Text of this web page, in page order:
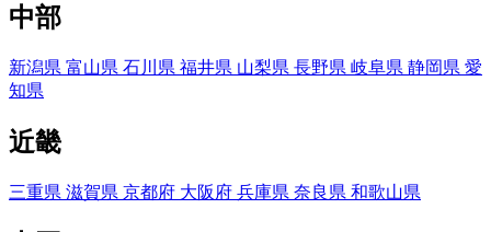
中部
新潟県 富山県 石川県 福井県 山梨県 長野県 岐阜県 静岡県 愛
知県
近畿
三重県 滋賀県 京都府 大阪府 兵庫県 奈良県 和歌山県